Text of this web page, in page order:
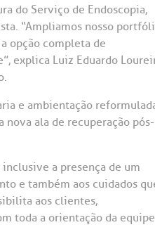
Saiba
Endereço:
CEP: 01323-
São Paulo - SP
Teleinterconsulta
de Doenças
do Serviço de Endoscopia,
“Ampliamos nosso
opção completa de
explica Luiz Eduardo
e ambientação
nova ala de recuperação pós-
a presença de um
e também aos cuidados
aos clientes,
toda a orientação da equipe